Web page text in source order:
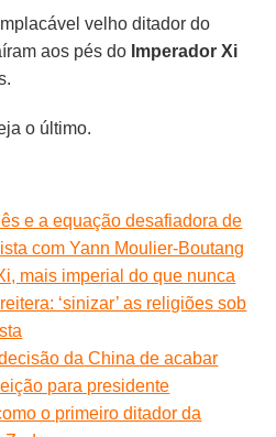
velho ditador do
aos pés do Imperador Xi
o último.
e a equação desafiadora de
com Yann Moulier-Boutang
mais imperial do que nunca
‘sinizar’ as religiões sob
da China de acabar
para presidente
o primeiro ditador da